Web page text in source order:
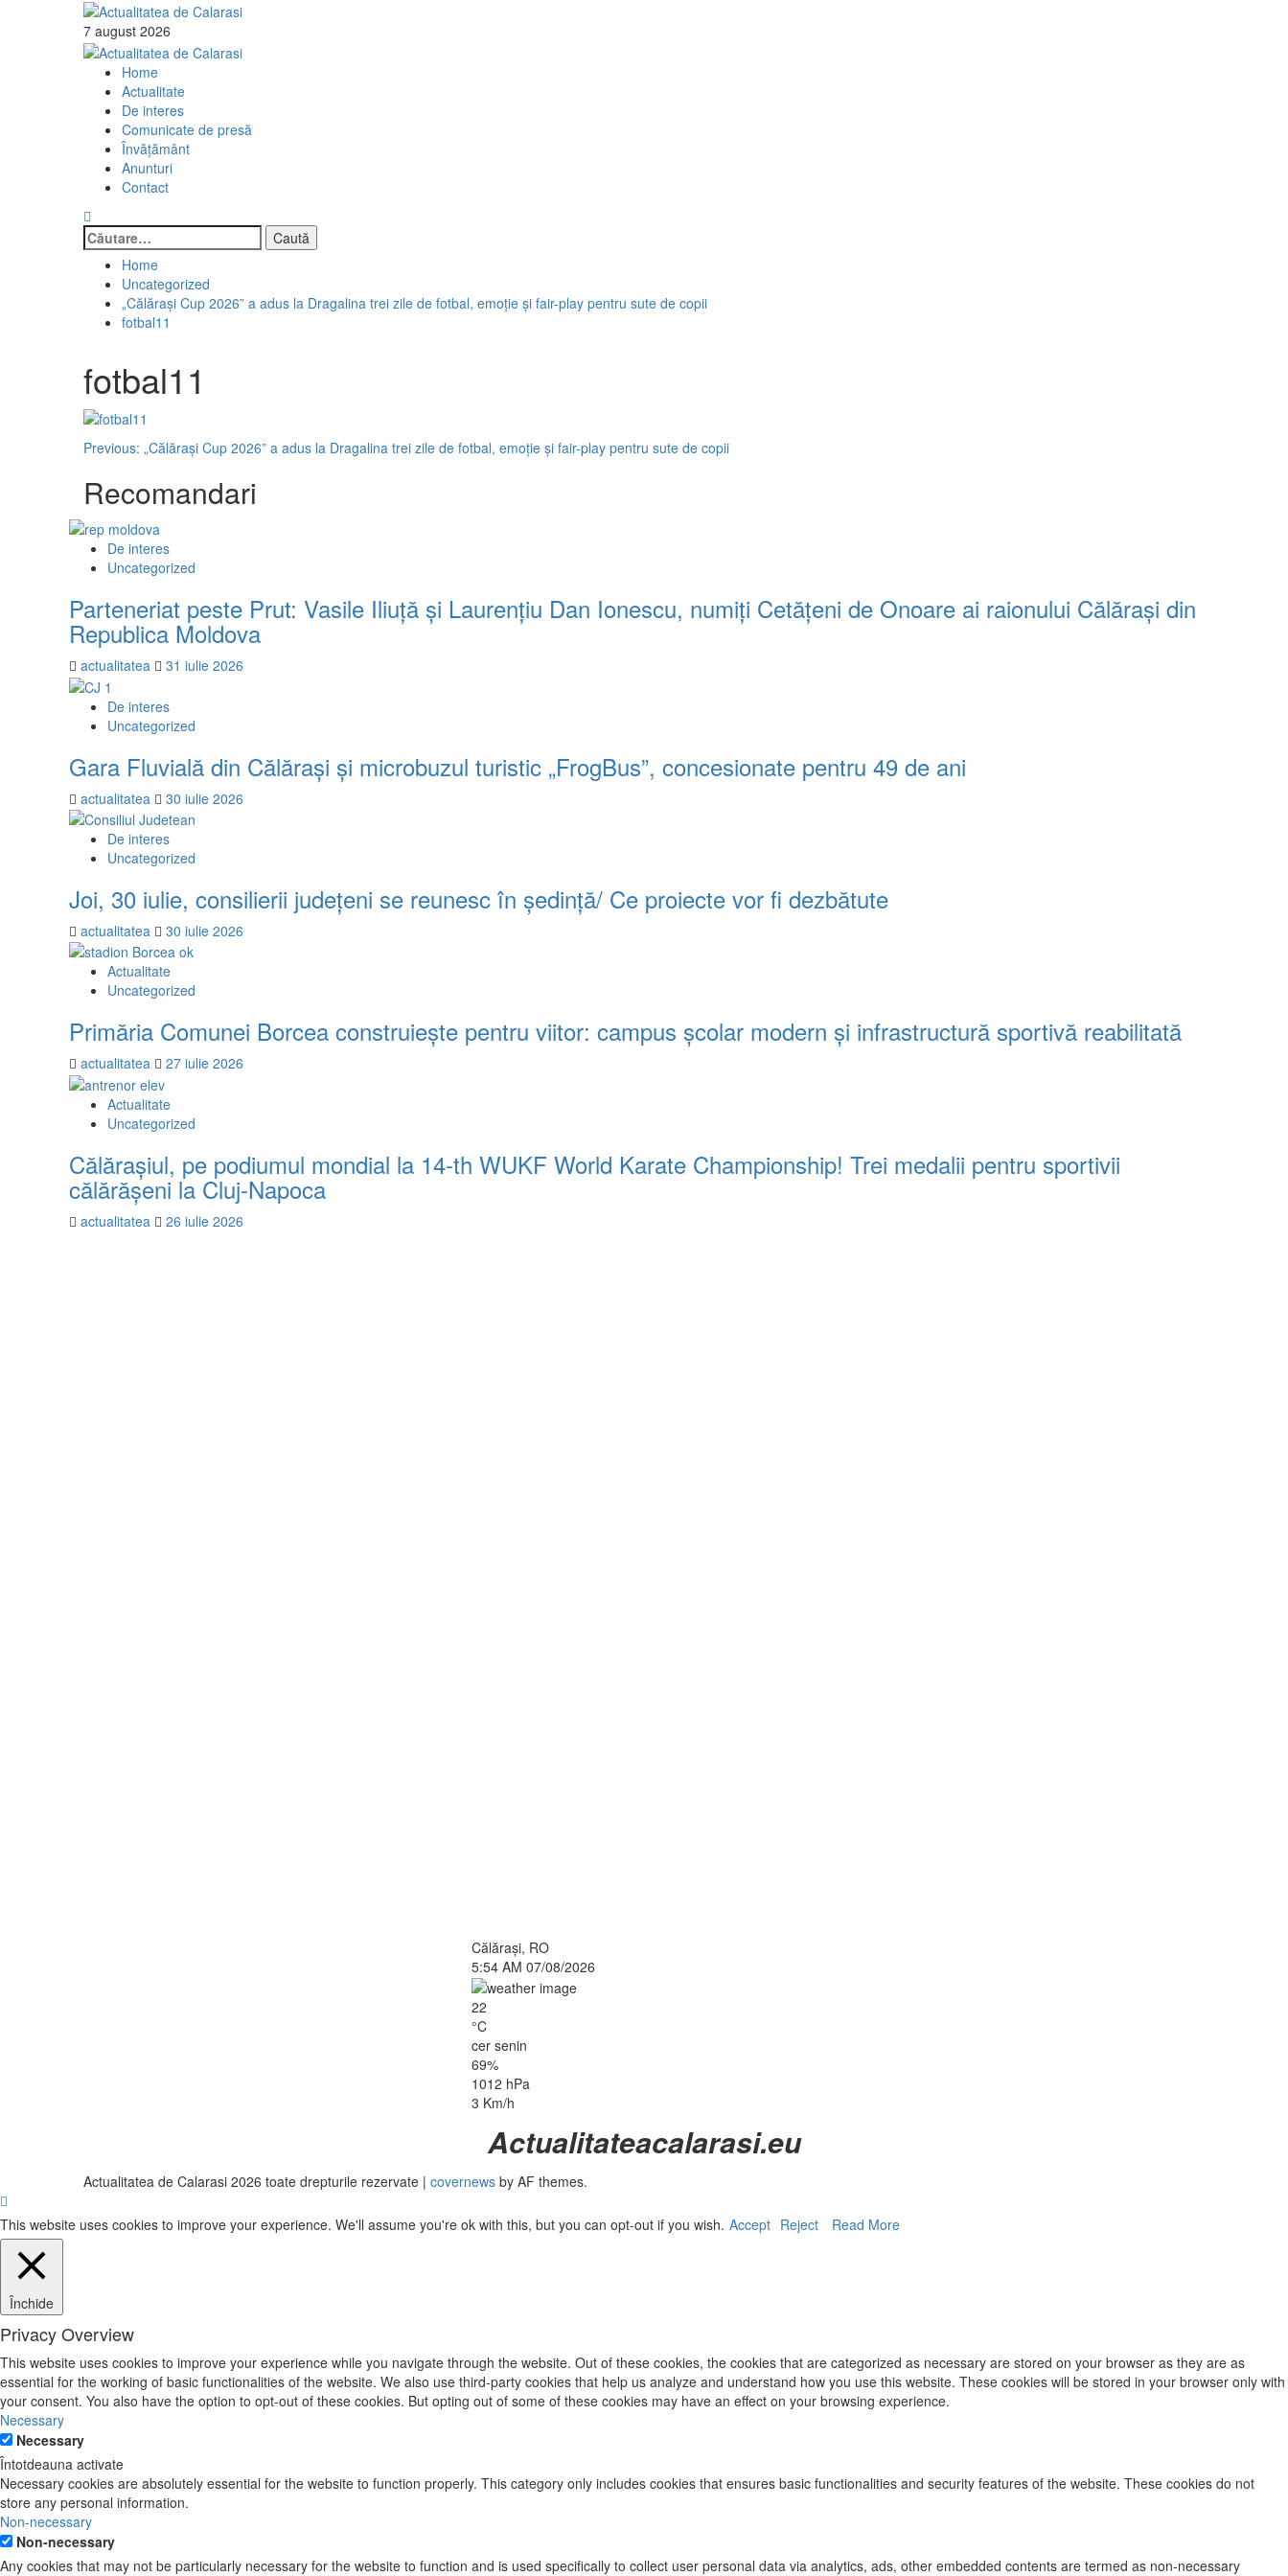
7 august 2026
Primary
Menu
Home
Actualitate
De interes
Comunicate de presă
Învăţământ
Anunturi
Contact
Caută
după:
Home
Uncategorized
„Călărași Cup 2026” a adus la Dragalina trei zile de fotbal, emoție și fair-play pentru sute de copii
fotbal11
fotbal11
Post
navigation
Previous: „Călărași Cup 2026” a adus la Dragalina trei zile de fotbal, emoție și fair-play pentru sute de copii
Recomandari
De interes
Uncategorized
Parteneriat peste Prut: Vasile Iliuță și Laurențiu Dan Ionescu, numiți Cetățeni de Onoare ai raionului Călărași din
Republica Moldova
actualitatea 31 iulie 2026
De interes
Uncategorized
Gara Fluvială din Călărași și microbuzul turistic „FrogBus”, concesionate pentru 49 de ani
actualitatea 30 iulie 2026
De interes
Uncategorized
Joi, 30 iulie, consilierii județeni se reunesc în ședință/ Ce proiecte vor fi dezbătute
actualitatea 30 iulie 2026
Actualitate
Uncategorized
Primăria Comunei Borcea construiește pentru viitor: campus școlar modern și infrastructură sportivă reabilitată
actualitatea 27 iulie 2026
Actualitate
Uncategorized
Călărașiul, pe podiumul mondial la 14-th WUKF World Karate Championship! Trei medalii pentru sportivii
călărășeni la Cluj-Napoca
actualitatea 26 iulie 2026
Călăraşi, RO
5:54 AM 07/08/2026
22
°C
cer senin
69%
1012 hPa
3 Km/h
Actualitateacalarasi.eu
Actualitatea de Calarasi 2026 toate drepturile rezervate | covernews by AF themes.
This website uses cookies to improve your experience. We'll assume you're ok with this, but you can opt-out if you wish. Accept Reject Read More
Închide
Privacy Overview
This website uses cookies to improve your experience while you navigate through the website. Out of these cookies, the cookies that are categorized as necessary are stored on your browser as they are as
essential for the working of basic functionalities of the website. We also use third-party cookies that help us analyze and understand how you use this website. These cookies will be stored in your browser only with
your consent. You also have the option to opt-out of these cookies. But opting out of some of these cookies may have an effect on your browsing experience.
Necessary
Necessary
Întotdeauna activate
Necessary cookies are absolutely essential for the website to function properly. This category only includes cookies that ensures basic functionalities and security features of the website. These cookies do not
store any personal information.
Non-necessary
Non-necessary
Any cookies that may not be particularly necessary for the website to function and is used specifically to collect user personal data via analytics, ads, other embedded contents are termed as non-necessary